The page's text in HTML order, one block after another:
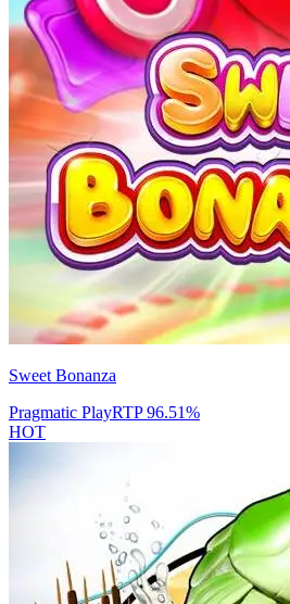
Sweet Bonanza
Pragmatic PlayRTP96.51%
HOT